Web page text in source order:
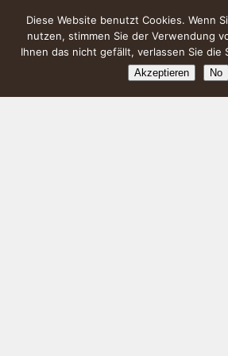
Diese Website benutzt Cookies. Wenn
nutzen, stimmen Sie der Verwendung
Ihnen das nicht gefällt, verlassen Sie die
Akzeptieren No